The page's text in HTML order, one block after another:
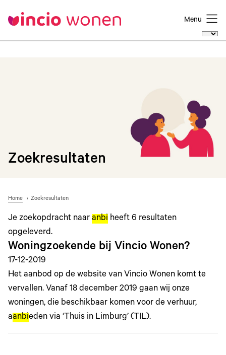
Menu
Zoekresultaten
Home Zoekresultaten
Je zoekopdracht naar anbi heeft 6 resultaten
opgeleverd.
Woningzoekende bij Vincio Wonen?
17-12-2019
Het aanbod op de website van Vincio Wonen komt te
vervallen. Vanaf 18 december 2019 gaan wij onze
woningen, die beschikbaar komen voor de verhuur,
aanbieden via ‘Thuis in Limburg’ (TIL).